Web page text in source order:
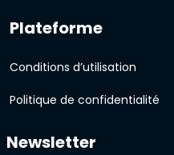
Plateforme
Conditions d’utilisation
Politique de confidentialité
Newsletter